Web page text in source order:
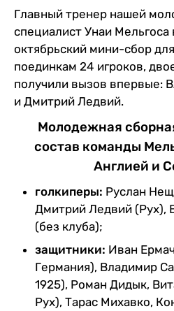
Главный тренер нашей
специалист Унаи Мельгоса
октябрьский мини-сбор
поединкам 24 игроков,
получили вызов впервые:
и Дмитрий Ледвий.
Молодежная
состав команды
Англией и
голкиперы: Руслан
Дмитрий Ледвий (Рух),
(без клуба);
защитники: Иван
Германия), Владимир
1925), Роман Дидык,
Рух), Тарас Михавко,